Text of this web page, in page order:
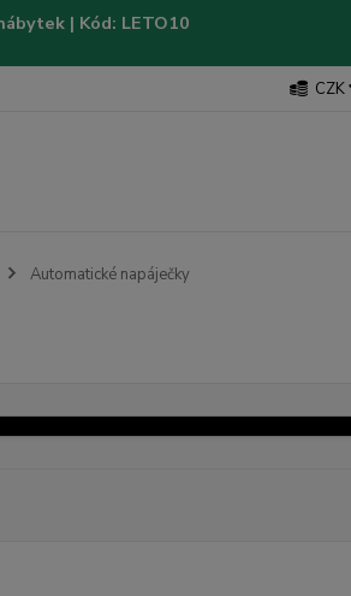
| Kód: LETO10
CZK
Automatické napáječky